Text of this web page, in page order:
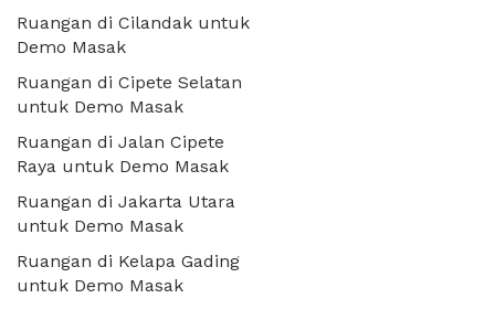
Ruangan di Cilandak untuk
Demo Masak
Ruangan di Cipete Selatan
untuk Demo Masak
Ruangan di Jalan Cipete
Raya untuk Demo Masak
Ruangan di Jakarta Utara
untuk Demo Masak
Ruangan di Kelapa Gading
untuk Demo Masak